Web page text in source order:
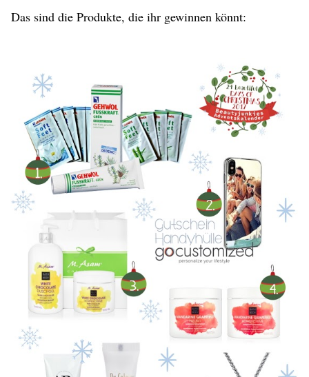
Das sind die Produkte, die ihr gewinnen könnt: